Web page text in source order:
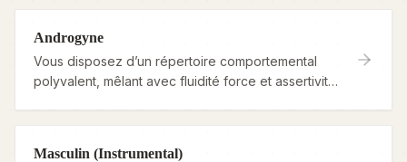
Androgyne
Vous disposez d’un répertoire comportemental
polyvalent, mêlant avec fluidité force et assertivité
Masculin (Instrumental)